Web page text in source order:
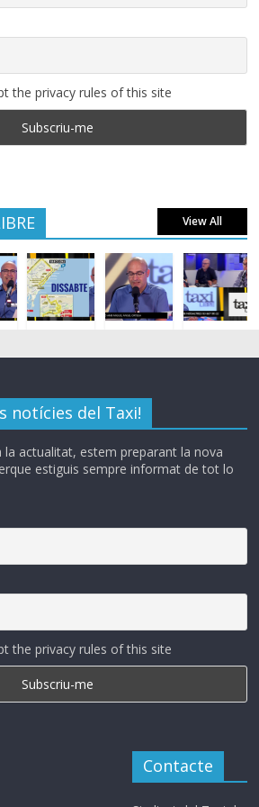
the privacy rules of this site
View All
notícies del Taxi!
actualitat, estem preparant la nova
estiguis sempre informat de tot lo
the privacy rules of this site
Contacte